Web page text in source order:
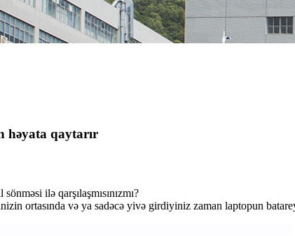
həyata qaytarır
ilə qarşılaşmısınızmı?
ortasında və ya sadəcə yivə girdiyiniz zaman laptopun